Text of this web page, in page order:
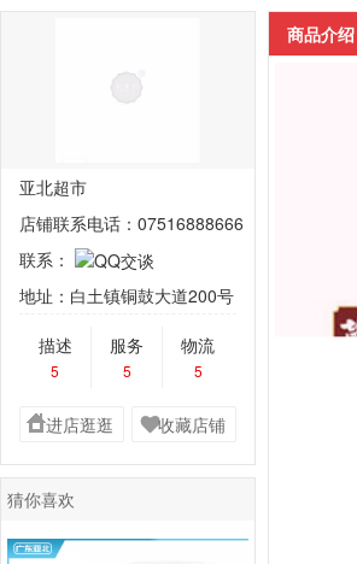
亚北超市
店铺联系电话：07516888666
联系：
地址：白土镇铜鼓大道200号
描述
5
服务
5
物流
5
进店逛逛 收藏店铺
猜你喜欢
商品介绍